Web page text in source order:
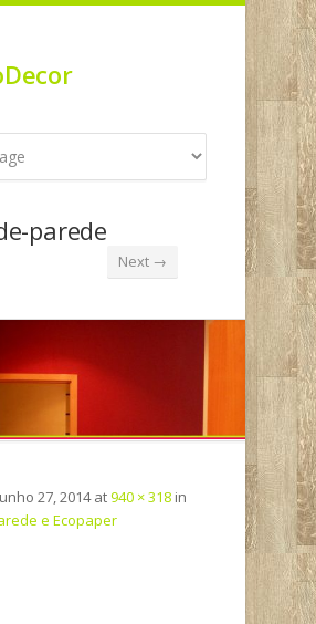
parede
Next →
27, 2014at940 × 318 in
e Ecopaper